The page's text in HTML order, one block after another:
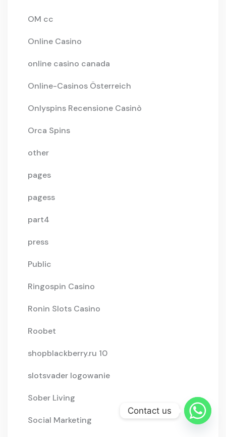
OM cc
Online Casino
online casino canada
Online-Casinos Österreich
Onlyspins Recensione Casinò
Orca Spins
other
pages
pagess
part4
press
Public
Ringospin Casino
Ronin Slots Casino
Roobet
shopblackberry.ru 10
slotsvader logowanie
Sober Living
Social Marketing
Contact us